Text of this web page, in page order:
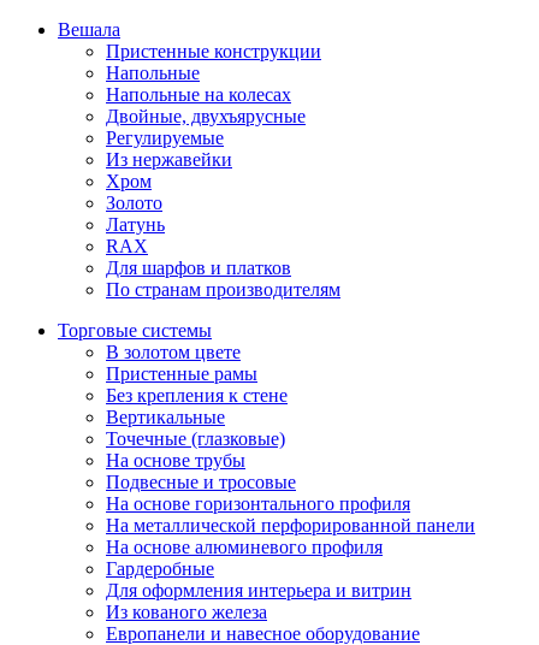
Вешала
Пристенные конструкции
Напольные
Напольные на колесах
Двойные, двухъярусные
Регулируемые
Из нержавейки
Хром
Золото
Латунь
RAX
Для шарфов и платков
По странам производителям
Торговые системы
В золотом цвете
Пристенные рамы
Без крепления к стене
Вертикальные
Точечные (глазковые)
На основе трубы
Подвесные и тросовые
На основе горизонтального профиля
На металлической перфорированной панели
На основе алюминевого профиля
Гардеробные
Для оформления интерьера и витрин
Из кованого железа
Европанели и навесное оборудование